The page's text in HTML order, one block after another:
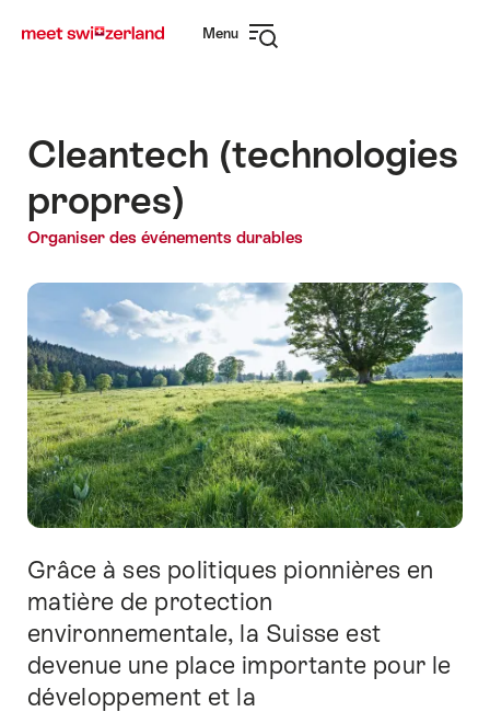
sur
rapide
Menu
Cleantech (technologies
propres)
Organiser des événements durables
Introduction
Grâce à ses politiques pionnières en
matière de protection
environnementale, la Suisse est
devenue une place importante pour le
développement et la